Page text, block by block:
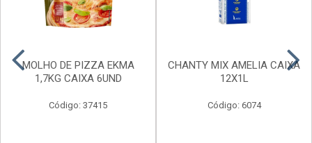
MOLHO DE PIZZA EKMA
1,7KG CAIXA 6UND
Código: 37415
CHANTY MIX AMELIA CAIXA
12X1L
Código: 6074